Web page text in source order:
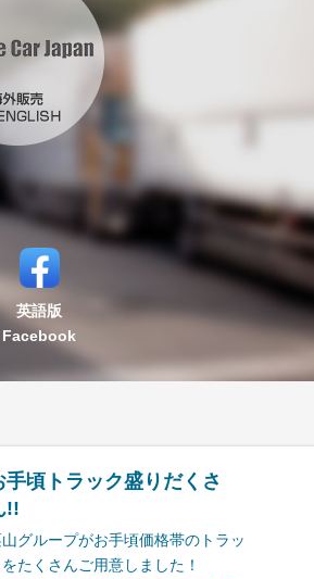
英語版
Facebook
手頃トラック盛りだくさ
!!
グループがお手頃価格帯のトラッ
たくさんご用意しました！